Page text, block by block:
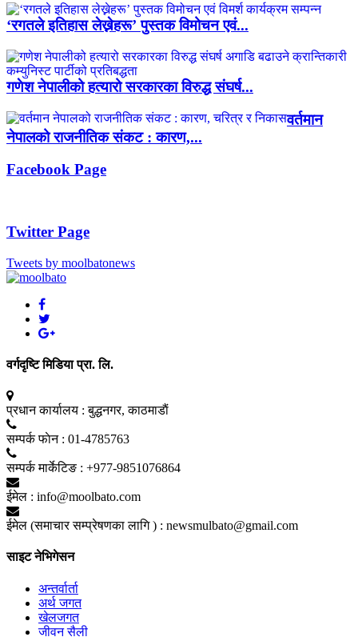
‘रगतले इतिहास लेख्नेहरू’ पुस्तक विमोचन एवं...
गणेश नेपालीको हत्यारो सरकारका विरुद्ध संघर्ष...
वर्तमान
नेपालको राजनीतिक संकट : कारण,...
Facebook Page
Twitter Page
Tweets by moolbatonews
वर्गदृष्टि मिडिया प्रा. लि.
प्रधान कार्यालय : बुद्धनगर, काठमाडाैं
सम्पर्क फाेन : 01-4785763
सम्पर्क मार्केटिङ : +977-9851076864
ईमेल : info@moolbato.com
ईमेल (समाचार सम्प्रेषणका लागि ) : newsmulbato@gmail.com
साइट नेभिगेसन
अन्तर्वार्ता
अर्थ जगत
खेलजगत
जीवन सैली